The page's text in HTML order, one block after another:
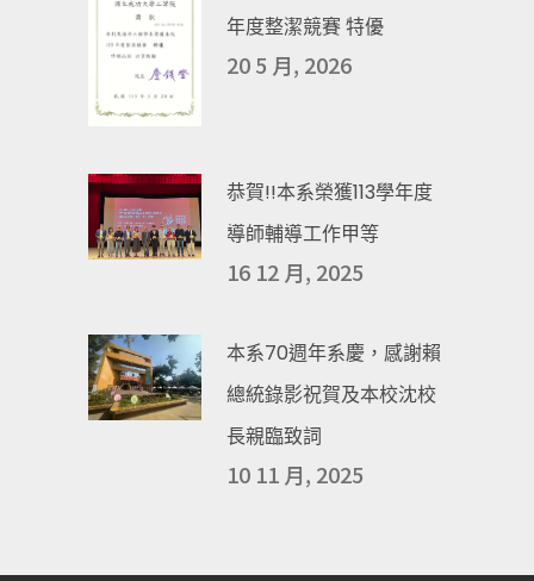
年度整潔競賽 特優
20 5 月, 2026
恭賀!!本系榮獲113學年度
導師輔導工作甲等
16 12 月, 2025
本系70週年系慶，感謝賴
總統錄影祝賀及本校沈校
長親臨致詞
10 11 月, 2025